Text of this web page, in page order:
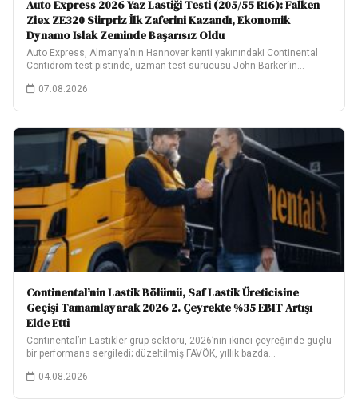
Auto Express 2026 Yaz Lastiği Testi (205/55 R16): Falken
Ziex ZE320 Sürpriz İlk Zaferini Kazandı, Ekonomik
Dynamo Islak Zeminde Başarısız Oldu
Auto Express, Almanya’nın Hannover kenti yakınındaki Continental
Contidrom test pistinde, uzman test sürücüsü John Barker‘ın…
07.08.2026
Continental’nin Lastik Bölümü, Saf Lastik Üreticisine
Geçişi Tamamlayarak 2026 2. Çeyrekte %35 EBIT Artışı
Elde Etti
Continental’ın Lastikler grup sektörü, 2026’nın ikinci çeyreğinde güçlü
bir performans sergiledi; düzeltilmiş FAVÖK, yıllık bazda…
04.08.2026